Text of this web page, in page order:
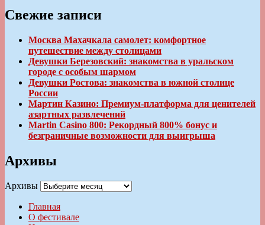
Свежие записи
Москва Махачкала самолет: комфортное
путешествие между столицами
Девушки Березовский: знакомства в уральском
городе с особым шармом
Девушки Ростова: знакомства в южной столице
России
Мартин Казино: Премиум-платформа для ценителей
азартных развлечений
Martin Casino 800: Рекордный 800% бонус и
безграничные возможности для выигрыша
Архивы
Архивы
Главная
О фестивале